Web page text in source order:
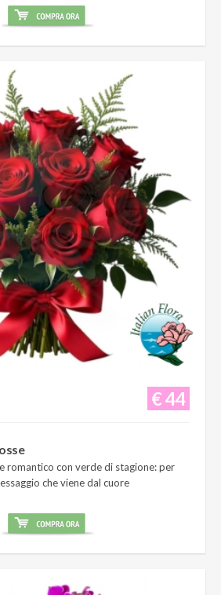
€ 44
romantico con verde di stagione: per
che viene dal cuore